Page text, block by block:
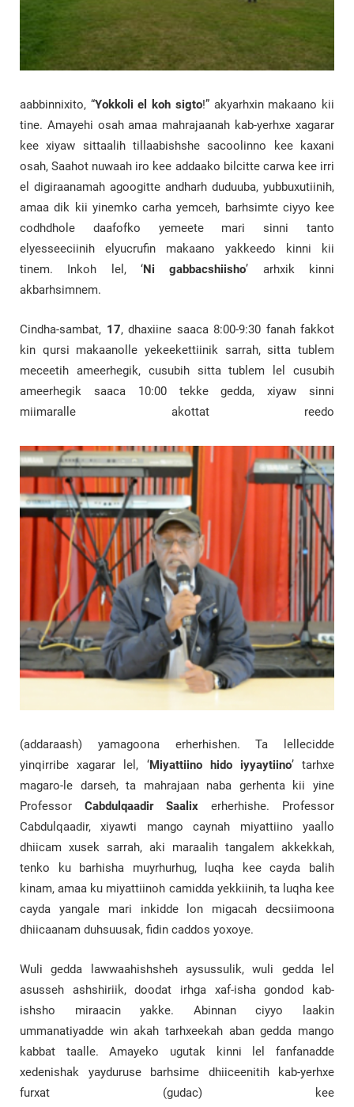
aabbinnixito, “Yokkoli el koh sigto!” akyarhxin makaano kii
tine. Amayehi osah amaa mahrajaanah kab-yerhxe xagarar
kee xiyaw sittaalih tillaabishshe sacoolinno kee kaxani
osah, Saahot nuwaah iro kee addaako bilcitte carwa kee irri
el digiraanamah agoogitte andharh duduuba, yubbuxutiinih,
amaa dik kii yinemko carha yemceh, barhsimte ciyyo kee
codhdhole daafofko yemeete mari sinni tanto
elyesseeciinih elyucrufin makaano yakkeedo kinni kii
tinem. Inkoh lel, ‘Ni gabbacshiisho’ arhxik kinni
akbarhsimnem.
Cindha-sambat, 17, dhaxiine saaca 8:00-9:30 fanah fakkot
kin qursi makaanolle yekeekettiinik sarrah, sitta tublem
meceetih ameerhegik, cusubih sitta tublem lel cusubih
ameerhegik saaca 10:00 tekke gedda, xiyaw sinni
miimaralle akottat reedo
(addaraash) yamagoona erherhishen. Ta lellecidde
yinqirribe xagarar lel, ‘Miyattiino hido iyyaytiino’ tarhxe
magaro-le darseh, ta mahrajaan naba gerhenta kii yine
Professor Cabdulqaadir Saalix erherhishe. Professor
Cabdulqaadir, xiyawti mango caynah miyattiino yaallo
dhiicam xusek sarrah, aki maraalih tangalem akkekkah,
tenko ku barhisha muyrhurhug, luqha kee cayda balih
kinam, amaa ku miyattiinoh camidda yekkiinih, ta luqha kee
cayda yangale mari inkidde lon migacah decsiimoona
dhiicaanam duhsuusak, fidin caddos yoxoye.
Wuli gedda lawwaahishsheh aysussulik, wuli gedda lel
asusseh ashshiriik, doodat irhga xaf-isha gondod kab-
ishsho miraacin yakke. Abinnan ciyyo laakin
ummanatiyadde win akah tarhxeekah aban gedda mango
kabbat taalle. Amayeko ugutak kinni lel fanfanadde
xedenishak yayduruse barhsime dhiiceenitih kab-yerhxe
furxat (gudac) kee